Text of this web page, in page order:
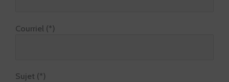
Courriel (*)
Sujet (*)